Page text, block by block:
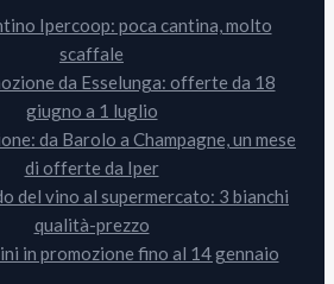
Ipercoop: poca cantina, molto
scaffale
da Esselunga: offerte da 18
giugno a 1 luglio
da Barolo a Champagne, un mese
di offerte da Iper
del vino al supermercato: 3 bianchi
qualità-prezzo
in promozione fino al 14 gennaio